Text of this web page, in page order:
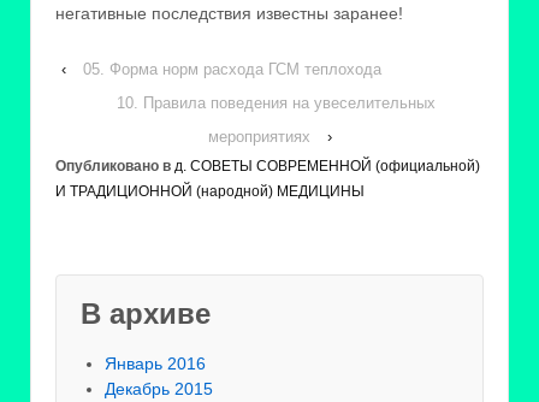
негативные последствия известны заранее!
‹
05. Форма норм расхода ГСМ теплохода
10. Правила поведения на увеселительных
мероприятиях
›
Опубликовано в д. СОВЕТЫ СОВРЕМЕННОЙ (официальной)
И ТРАДИЦИОННОЙ (народной) МЕДИЦИНЫ
В архиве
Январь 2016
Декабрь 2015